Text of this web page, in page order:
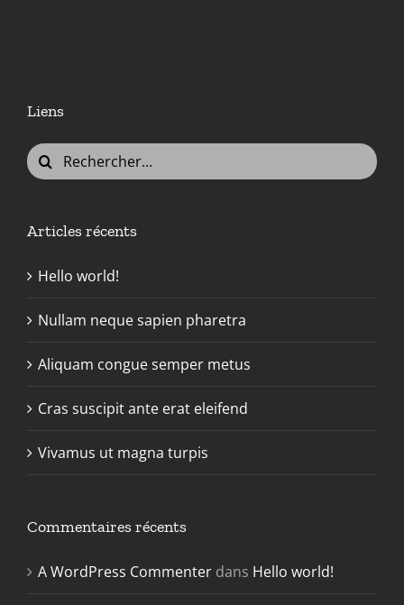
Liens
Rechercher:
Articles récents
Hello world!
Nullam neque sapien pharetra
Aliquam congue semper metus
Cras suscipit ante erat eleifend
Vivamus ut magna turpis
Commentaires récents
A WordPress Commenter dans Hello world!